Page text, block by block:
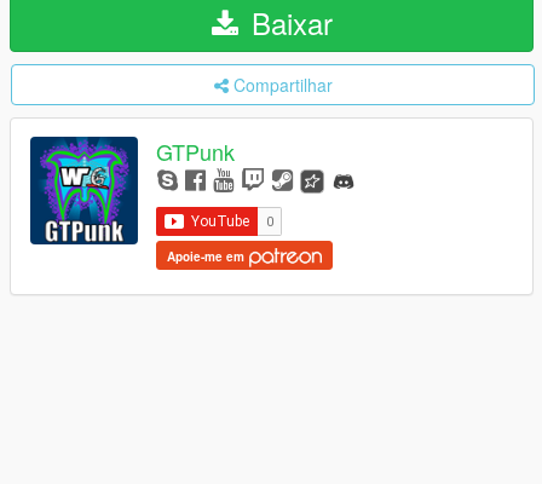
Baixar
Compartilhar
GTPunk
Apoie-me em